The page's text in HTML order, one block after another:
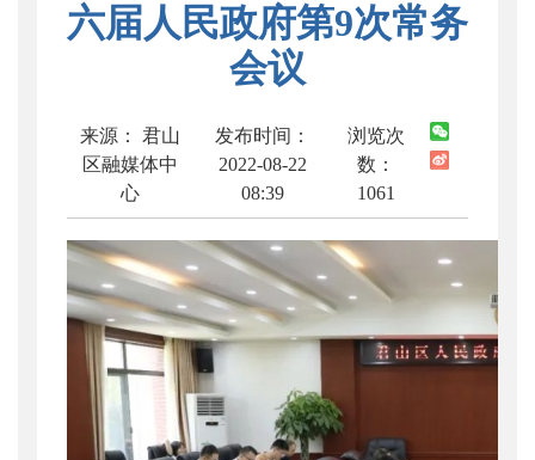
六届人民政府第9次常务
会议
来源： 君山
区融媒体中
心
发布时间：
2022-08-22
08:39
浏览次
数：
1061